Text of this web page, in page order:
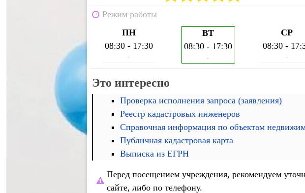
Режим работы
ПН
08:30 - 17:30
-
ВТ
08:30 - 17:30
-
СР
08:30 -
-
Это интересно
Проверка исполнения запроса (заявления)
Реестр кадастровых инженеров
Справочная информация по объектам
Публичная кадастровая карта
Выписка из ЕГРН
Перед посещением учреждения, рекомендуем
сайте, либо по телефону.